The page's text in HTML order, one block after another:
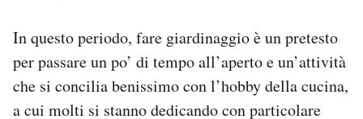
In questo periodo, fare giardinaggio è un pretesto
per passare un po’ di tempo all’aperto e un’attività
che si concilia benissimo con l’hobby della cucina,
a cui molti si stanno dedicando con particolare